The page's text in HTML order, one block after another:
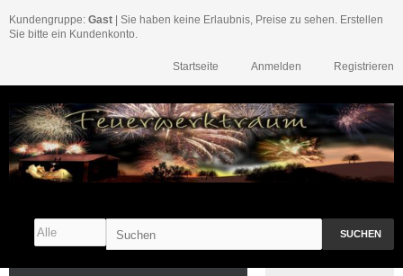
Kundengruppe: Gast | Sie haben keine Erlaubnis, Preise zu sehen. Erstellen
Sie bitte ein Kundenkonto.
Registrieren
Anmelden
Startseite
SUCHEN